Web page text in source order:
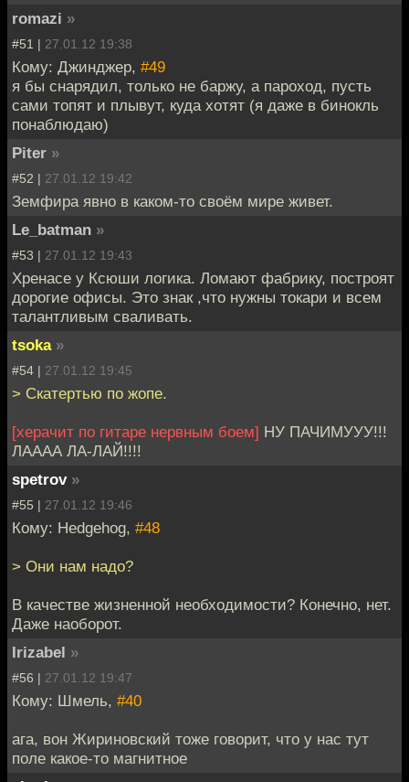
romazi »
#51 | 27.01.12 19:38
Кому: Джинджер, #49
я бы снарядил, только не баржу, а пароход, пусть
сами топят и плывут, куда хотят (я даже в бинокль
понаблюдаю)
Piter »
#52 | 27.01.12 19:42
Земфира явно в каком-то своём мире живет.
Le_batman »
#53 | 27.01.12 19:43
Хренасе у Ксюши логика. Ломают фабрику, построят
дорогие офисы. Это знак ,что нужны токари и всем
талантливым сваливать.
tsoka »
#54 | 27.01.12 19:45
> Скатертью по жопе.
[херачит по гитаре нервным боем] НУ ПАЧИМУУУ!!!
ЛАААА ЛА-ЛАЙ!!!!
spetrov »
#55 | 27.01.12 19:46
Кому: Hedgehog, #48
> Они нам надо?
В качестве жизненной необходимости? Конечно, нет.
Даже наоборот.
Irizabel »
#56 | 27.01.12 19:47
Кому: Шмель, #40
ага, вон Жириновский тоже говорит, что у нас тут
поле какое-то магнитное